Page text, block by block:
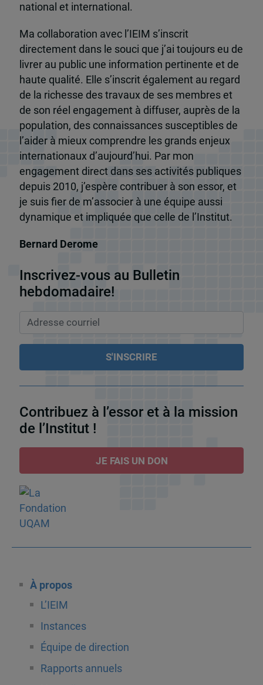
national et international.
Ma collaboration avec l’IEIM s’inscrit
directement dans le souci que j’ai toujours eu de
livrer au public une information pertinente et de
haute qualité. Elle s’inscrit également au regard
de la richesse des travaux de ses membres et
de son réel engagement à diffuser, auprès de la
population, des connaissances susceptibles de
l’aider à mieux comprendre les grands enjeux
internationaux d’aujourd’hui. Par mon
engagement direct dans ses activités publiques
depuis 2010, j’espère contribuer à son essor, et
je suis fier de m’associer à une équipe aussi
dynamique et impliquée que celle de l’Institut.
Bernard Derome
Inscrivez-vous au Bulletin
hebdomadaire!
Contribuez à l’essor et à la mission
de l’Institut !
JE FAIS UN DON
À propos
L’IEIM
Instances
Équipe de direction
Rapports annuels